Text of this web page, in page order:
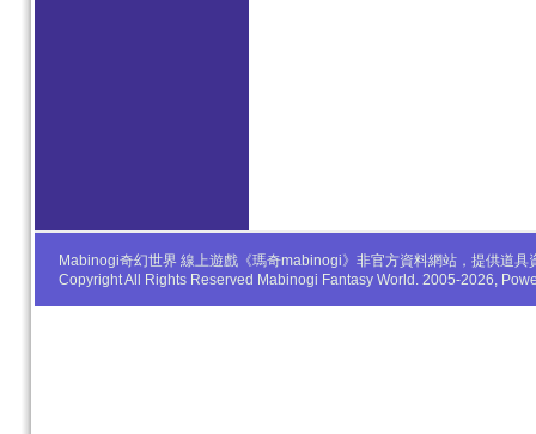
Mabinogi奇幻世界 線上遊戲《瑪奇mabinogi》非官方資料網站，提供道
Copyright All Rights Reserved Mabinogi Fantasy World. 2005-2026,